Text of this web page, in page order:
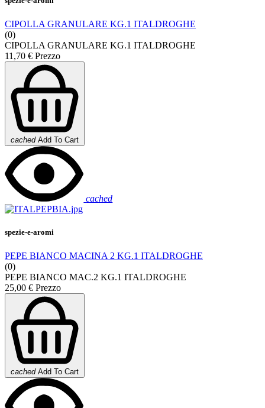
CIPOLLA GRANULARE KG.1 ITALDROGHE
(0)
CIPOLLA GRANULARE KG.1 ITALDROGHE
11,70 € Prezzo
cached Add To Cart
cached
spezie-e-aromi
PEPE BIANCO MACINA 2 KG.1 ITALDROGHE
(0)
PEPE BIANCO MAC.2 KG.1 ITALDROGHE
25,00 € Prezzo
cached Add To Cart